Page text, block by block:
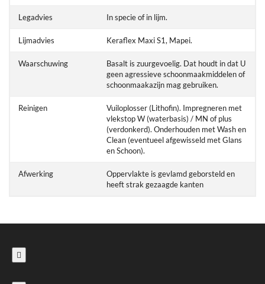
Legadvies In specie of in lijm.
Lijmadvies Keraflex Maxi S1, Mapei.
Waarschuwing
Basalt is zuurgevoelig. Dat houdt in dat U
geen agressieve schoonmaakmiddelen of
schoonmaakazijn mag gebruiken.
Reinigen
Vuiloplosser (Lithofin). Impregneren met
vlekstop W (waterbasis) / MN of plus
(verdonkerd). Onderhouden met Wash en
Clean (eventueel afgewisseld met Glans
en Schoon).
Afwerking
Oppervlakte is gevlamd geborsteld en
heeft strak gezaagde kanten